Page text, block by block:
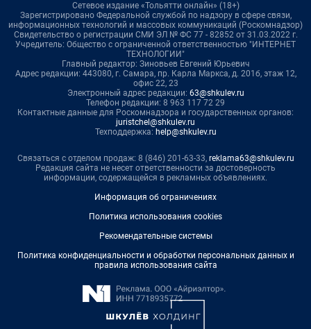
Сетевое издание «Тольятти онлайн» (18+)
Зарегистрировано Федеральной службой по надзору в сфере связи,
информационных технологий и массовых коммуникаций (Роскомнадзор)
Свидетельство о регистрации СМИ ЭЛ № ФС 77 - 82852 от 31.03.2022 г.
Учредитель: Общество с ограниченной ответственностью "ИНТЕРНЕТ
ТЕХНОЛОГИИ"
Главный редактор: Зиновьев Евгений Юрьевич
Адрес редакции: 443080, г. Самара, пр. Карла Маркса, д. 201б, этаж 12,
офис 22, 23
Электронный адрес редакции: 63@shkulev.ru
Телефон редакции: 8 963 117 72 29
Контактные данные для Роскомнадзора и государственных органов:
juristchel@shkulev.ru
Техподдержка: help@shkulev.ru
Связаться с отделом продаж: 8 (846) 201-63-33, reklama63@shkulev.ru
Редакция сайта не несет ответственности за достоверность
информации, содержащейся в рекламных объявлениях.
Информация об ограничениях
Политика использования cookies
Рекомендательные системы
Политика конфиденциальности и обработки персональных данных и
правила использования сайта